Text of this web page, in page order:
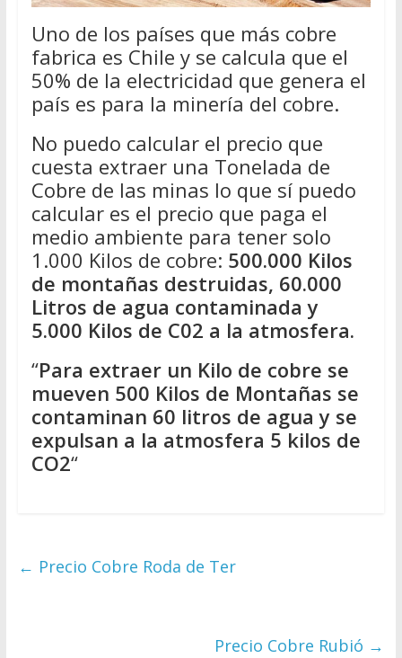
Uno de los países que más cobre
fabrica es Chile y se calcula que el
50% de la electricidad que genera el
país es para la minería del cobre.
No puedo calcular el precio que
cuesta extraer una Tonelada de
Cobre de las minas lo que sí puedo
calcular es el precio que paga el
medio ambiente para tener solo
1.000 Kilos de cobre: 500.000 Kilos
de montañas destruidas, 60.000
Litros de agua contaminada y
5.000 Kilos de C02 a la atmosfera.
“Para extraer un Kilo de cobre se
mueven 500 Kilos de Montañas se
contaminan 60 litros de agua y se
expulsan a la atmosfera 5 kilos de
CO2“
← Precio Cobre Roda de Ter
Precio Cobre Rubió →